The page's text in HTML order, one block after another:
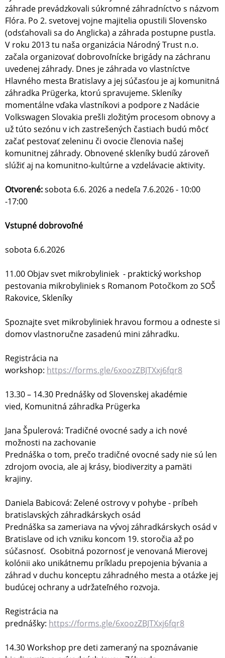
záhrade prevádzkovali súkromné záhradníctvo s názvom
Flóra. Po 2. svetovej vojne majitelia opustili Slovensko
(odsťahovali sa do Anglicka) a záhrada postupne pustla.
V roku 2013 tu naša organizácia Národný Trust n.o.
začala organizovať dobrovoľnícke brigády na záchranu
uvedenej záhrady. Dnes je záhrada vo vlastníctve
Hlavného mesta Bratislavy a jej súčasťou je aj komunitná
záhradka Prügerka, ktorú spravujeme. Skleníky
momentálne vďaka vlastníkovi a podpore z Nadácie
Volkswagen Slovakia prešli zložitým procesom obnovy a
už túto sezónu v ich zastrešených častiach budú môcť
začať pestovať zeleninu či ovocie členovia našej
komunitnej záhrady. Obnovené skleníky budú zároveň
slúžiť aj na komunitno-kultúrne a vzdelávacie aktivity.
Otvorené:sobota 6.6. 2026 a nedeľa 7.6.2026 - 10:00
-17:00
Vstupné dobrovoľné
sobota 6.6.2026
11.00 Objav svet mikrobyliniek - praktický workshop
pestovania mikrobyliniek s Romanom Potočkom zo SOŠ
Rakovice, Skleníky
Spoznajte svet mikrobyliniek hravou formou a odneste si
domov vlastnoručne zasadenú mini záhradku.
Registrácia na
workshop: https://forms.gle/6xoozZBJTXxj6fqr8
13.30 – 14.30 Prednášky od Slovenskej akadémie
vied, Komunitná záhradka Prügerka
Jana Špulerová: Tradičné ovocné sady a ich nové
možnosti na zachovanie
Prednáška o tom, prečo tradičné ovocné sady nie sú len
zdrojom ovocia, ale aj krásy, biodiverzity a pamäti
krajiny.
Daniela Babicová: Zelené ostrovy v pohybe - príbeh
bratislavských záhradkárskych osád
Prednáška sa zameriava na vývoj záhradkárskych osád v
Bratislave od ich vzniku koncom 19. storočia až po
súčasnosť. Osobitná pozornosť je venovaná Mierovej
kolónii ako unikátnemu príkladu prepojenia bývania a
záhrad v duchu konceptu záhradného mesta a otázke jej
budúcej ochrany a udržateľného rozvoja.
Registrácia na
prednášky: https://forms.gle/6xoozZBJTXxj6fqr8
14.30 Workshop pre deti zameraný na spoznávanie